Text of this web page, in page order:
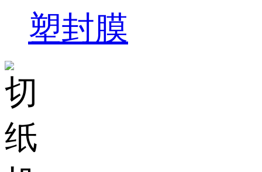
塑封膜